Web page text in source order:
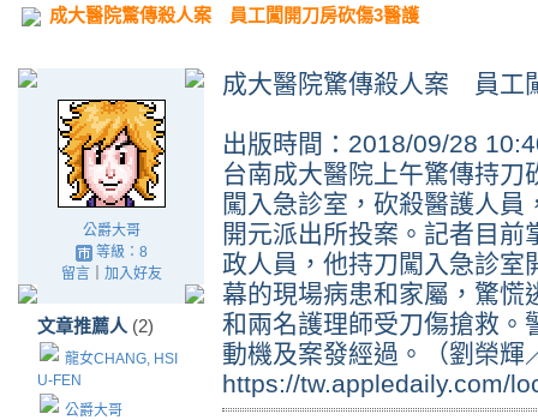
成大醫院驚傳殺人案 員工闖開刀房砍傷3醫護
公爵大哥
等級：8
留言｜ 加入好友
文章推薦人 (2)
龍女CHANG, HSI
U-FEN
公爵大哥
成大醫院驚傳殺人案 員工
出版時間：2018/09/28
台南成大醫院上午驚傳持刀
闖入急診室，砍殺醫護人
開元派出所投案。記者目
政人員，他持刀闖入急診室
幕的現場病患和家屬，驚慌
和兩名護理師受刀傷搶救。
動機及案發經過。（劉榮輝
https://tw.appledaily.com/